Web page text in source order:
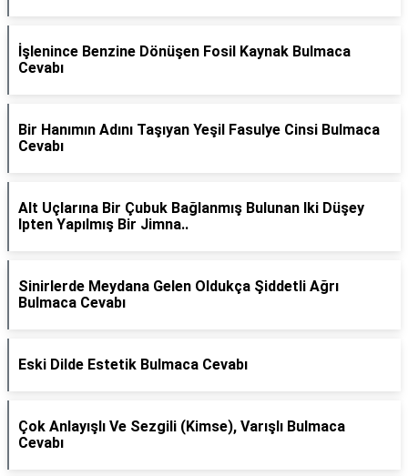
İşlenince Benzine Dönüşen Fosil Kaynak Bulmaca
Cevabı
Bir Hanımın Adını Taşıyan Yeşil Fasulye Cinsi Bulmaca
Cevabı
Alt Uçlarına Bir Çubuk Bağlanmış Bulunan Iki Düşey
Ipten Yapılmış Bir Jimna..
Sinirlerde Meydana Gelen Oldukça Şiddetli Ağrı
Bulmaca Cevabı
Eski Dilde Estetik Bulmaca Cevabı
Çok Anlayışlı Ve Sezgili (Kimse), Varışlı Bulmaca
Cevabı